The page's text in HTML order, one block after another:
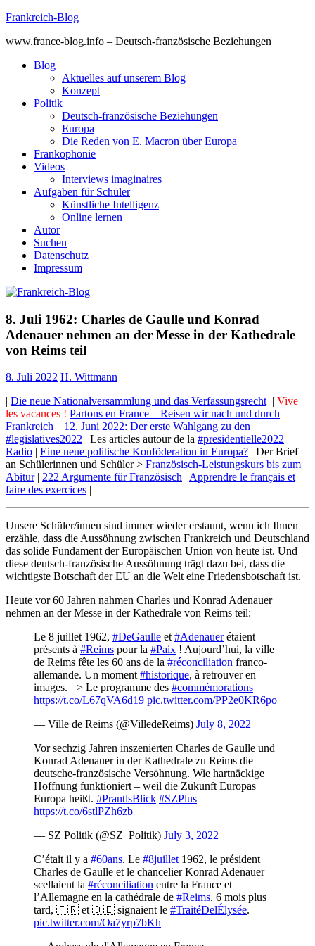
Skip
content
Frankreich-Blog
www.france-blog.info – Deutsch-französische Beziehungen
Blog
Aktuelles auf unserem Blog
Konzept
Politik
Deutsch-französische Beziehungen
Europa
Die Reden von E. Macron über Europa
Frankophonie
Videos
Interviews imaginaires
Aufgaben für Schüler
Künstliche Intelligenz
Online lernen
Autor
Suchen
Datenschutz
Impressum
8. Juli 1962: Charles de Gaulle und Konrad
Adenauer nehmen an der Messe in der Kathedrale
von Reims teil
8. Juli 2022 H. Wittmann
| Die neue Nationalversammlung und das Verfassungsrecht| Vive
les vacances ! Partons en France – Reisen wir nach und durch
Frankreich | 12. Juni 2022: Der erste Wahlgang zu den
#legislatives2022 | Les articles autour de la #presidentielle2022 |
Radio | Eine neue politische Konföderation in Europa? | Der Brief
an Schülerinnen und Schüler > Französisch-Leistungskurs bis zum
Abitur| 222 Argumente für Französisch | Apprendre le français et
faire des exercices |
Unsere Schüler/innen sind immer wieder erstaunt, wenn ich Ihnen
erzähle, dass die Aussöhnung zwischen Frankreich und Deutschland
das solide Fundament der Europäischen Union von heute ist. Und
diese deutsch-französische Aussöhnung trägt dazu bei, dass die
wichtigste Botschaft der EU an die Welt eine Friedensbotschaft ist.
Heute vor 60 Jahren nahmen Charles und Konrad Adenauer
nehmen an der Messe in der Kathedrale von Reims teil:
Le 8 juillet 1962, #DeGaulle et#Adenauerétaient
présents à #Reims pour la #Paix ! Aujourd’hui, la ville
de Reims fête les 60 ans de la #réconciliation franco-
allemande. Un moment#historique, à retrouver en
images. => Le programme des #commémorations
https://t.co/L67qVA6d19 pic.twitter.com/PP2e0KR6po
— Ville de Reims (@VilledeReims) July 8, 2022
Vor sechzig Jahren inszenierten Charles de Gaulle und
Konrad Adenauer in der Kathedrale zu Reims die
deutsche-französische Versöhnung. Wie hartnäckige
Hoffnung funktioniert – weil die Zukunft Europas
Europa heißt. #PrantlsBlick #SZPlus
https://t.co/6stlPZh6zb
— SZ Politik (@SZ_Politik) July 3, 2022
C’était il y a #60ans. Le #8juillet1962, le président
Charles de Gaulle et le chancelier Konrad Adenauer
scellaient la #réconciliation entre la France et
l’Allemagne en la cathédrale de #Reims. 6 mois plus
tard, 🇫🇷 et 🇩🇪 signaient le #TraitéDelÉlysée.
pic.twitter.com/Oa7yrp7bKh